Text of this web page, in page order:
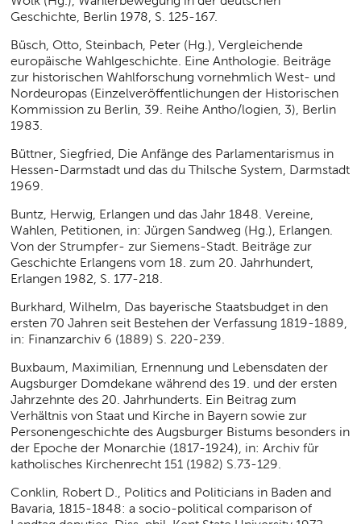
Geschichte, Berlin 1978, S. 125-167.
Büsch, Otto, Steinbach, Peter (Hg.), Vergleichende
europäische Wahlgeschichte. Eine Anthologie. Beiträge
zur historischen Wahlforschung vornehmlich West- und
Nordeuropas (Einzelveröffentlichungen der Historischen
Kommission zu Berlin, 39. Reihe Antho/logien, 3), Berlin
1983.
Büttner, Siegfried, Die Anfänge des Parlamentarismus in
Hessen-Darmstadt und das du Thilsche System, Darmstadt
1969.
Buntz, Herwig, Erlangen und das Jahr 1848. Vereine,
Wahlen, Petitionen, in: Jürgen Sandweg (Hg.), Erlangen.
Von der Strumpfer- zur Siemens-Stadt. Beiträge zur
Geschichte Erlangens vom 18. zum 20. Jahrhundert,
Erlangen 1982, S. 177-218.
Burkhard, Wilhelm, Das bayerische Staatsbudget in den
ersten 70 Jahren seit Bestehen der Verfassung 1819-1889,
in: Finanzarchiv 6 (1889) S. 220-239.
Buxbaum, Maximilian, Ernennung und Lebensdaten der
Augsburger Domdekane während des 19. und der ersten
Jahrzehnte des 20. Jahrhunderts. Ein Beitrag zum
Verhältnis von Staat und Kirche in Bayern sowie zur
Personengeschichte des Augsburger Bistums besonders in
der Epoche der Monarchie (1817-1924), in: Archiv für
katholisches Kirchenrecht 151 (1982) S.73-129.
Conklin, Robert D., Politics and Politicians in Baden and
Bavaria, 1815-1848: a socio-political comparison of